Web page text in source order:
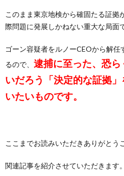
このまま東京地検から確固たる証拠
際問題に発展しかねない重大な局面
ゴーン容疑者をルノーCEOから解
るので、 逮捕に至った、 恐ら
いだろう「決定的な証拠
いたいものです。
ここまでお読みいただきありがとう
関連記事を紹介させていただきます。